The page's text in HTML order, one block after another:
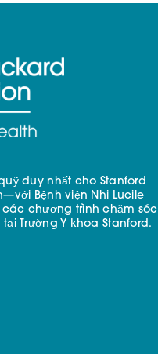
duy nhất cho Stanford
Bệnh viện Nhi Lucile
chương trình chăm sóc
Trường Y khoa Stanford.